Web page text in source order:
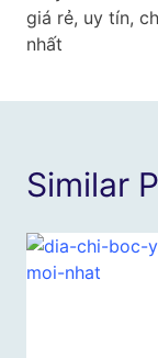
bài
viết
giá rẻ, uy tín,
nhất
Similar